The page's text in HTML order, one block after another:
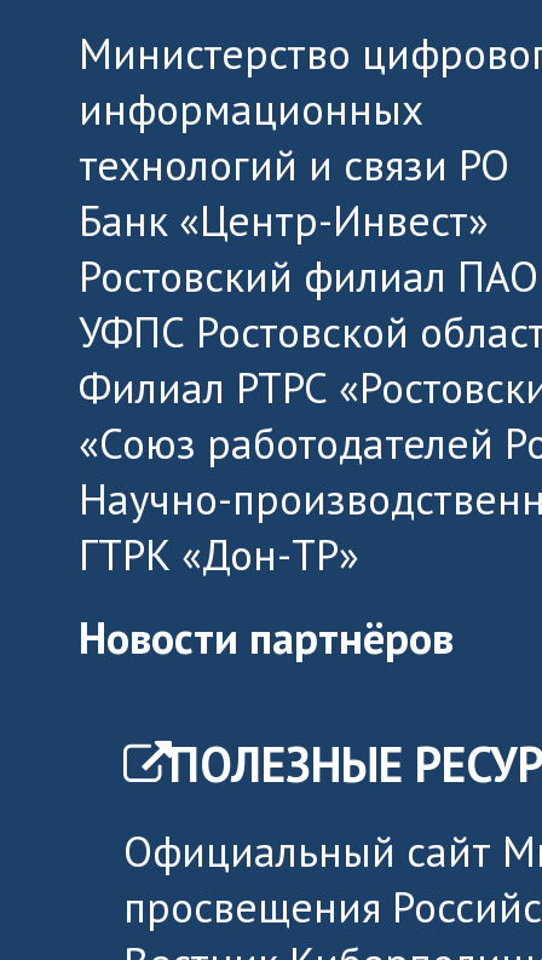
Министерство
информационных
технологий и связи РО
Банк «Центр-Инвест»
Ростовский филиал
УФПС Ростовской
Филиал РТРС
«Союз работодателей
Научно-
ГТРК «Дон-ТР»
Новости партнёров
ПОЛЕЗНЫЕ
Официальный сайт
просвещения